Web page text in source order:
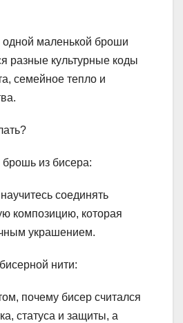
одной маленькой броши
разные культурные коды
семейное тепло и
из бисера:
соединять
композицию, которая
украшением.
нити:
почему бисер считался
статуса и защиты, а